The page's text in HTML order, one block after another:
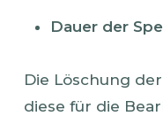
Dauer der
Die Löschung
diese für die